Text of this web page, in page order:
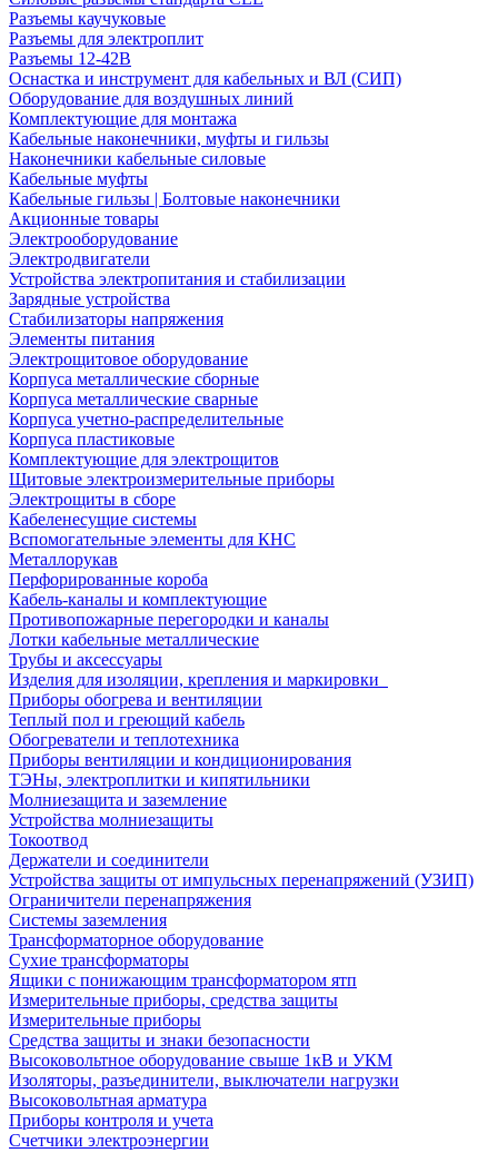
Разъемы каучуковые
Разъемы для электроплит
Разъемы 12-42В
Оснастка и инструмент для кабельных и ВЛ (СИП)
Оборудование для воздушных линий
Комплектующие для монтажа
Кабельные наконечники, муфты и гильзы
Наконечники кабельные силовые
Кабельные муфты
Кабельные гильзы | Болтовые наконечники
Акционные товары
Электрооборудование
Электродвигатели
Устройства электропитания и стабилизации
Зарядные устройства
Стабилизаторы напряжения
Элементы питания
Электрощитовое оборудование
Корпуса металлические сборные
Корпуса металлические сварные
Корпуса учетно-распределительные
Корпуса пластиковые
Комплектующие для электрощитов
Щитовые электроизмерительные приборы
Электрощиты в сборе
Кабеленесущие системы
Вспомогательные элементы для КНС
Металлорукав
Перфорированные короба
Кабель-каналы и комплектующие
Противопожарные перегородки и каналы
Лотки кабельные металлические
Трубы и аксессуары
Изделия для изоляции, крепления и маркировки
Приборы обогрева и вентиляции
Теплый пол и греющий кабель
Обогреватели и теплотехника
Приборы вентиляции и кондиционирования
ТЭНы, электроплитки и кипятильники
Молниезащита и заземление
Устройства молниезащиты
Токоотвод
Держатели и соединители
Устройства защиты от импульсных перенапряжений (УЗИП)
Ограничители перенапряжения
Системы заземления
Трансформаторное оборудование
Сухие трансформаторы
Ящики с понижающим трансформатором ятп
Измерительные приборы, средства защиты
Измерительные приборы
Средства защиты и знаки безопасности
Высоковольтное оборудование свыше 1кВ и УКМ
Изоляторы, разъединители, выключатели нагрузки
Высоковольтная арматура
Приборы контроля и учета
Счетчики электроэнергии